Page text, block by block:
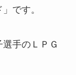
です。
手のＬＰＧ